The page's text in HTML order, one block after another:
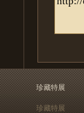
珍藏特展
珍藏特展